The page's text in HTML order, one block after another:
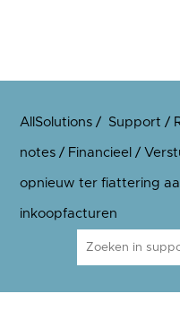
AllSolutions / Support/
notes / Financieel /
opnieuw ter fiattering
inkoopfacturen